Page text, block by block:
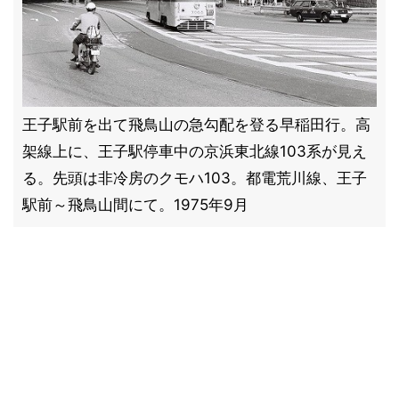
王子駅前を出て飛鳥山の急勾配を登る早稲田行。高
架線上に、王子駅停車中の京浜東北線103系が見え
る。先頭は非冷房のクモハ103。都電荒川線、王子
駅前～飛鳥山間にて。1975年9月